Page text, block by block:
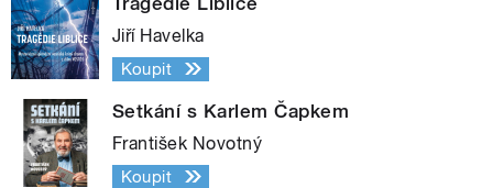
Jiří Havelka
Koupit
Setkání s Karlem Čapkem
František Novotný
Koupit